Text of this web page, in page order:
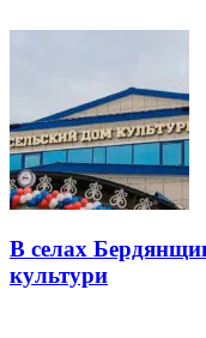
В селах
культури